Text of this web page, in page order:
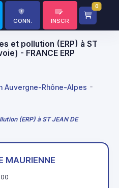
CONN. INSCR
0
et pollution (ERP) à ST
- FRANCE ERP
Rhône-Alpes
(ERP) à ST JEAN DE
MAURIENNE